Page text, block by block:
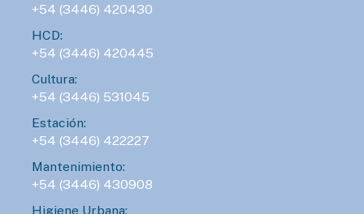
+54 (3446) 420430
HCD:
+54 (3446) 420445
Cultura:
+54 (3446) 531045
Estación:
+54 (3446) 422227
Mantenimiento:
+54 (3446) 430908
Higiene Urbana: